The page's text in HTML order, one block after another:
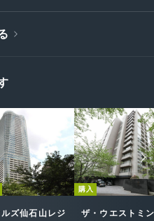
ズ仙石山レジ
購入
ザ・ウエストミ